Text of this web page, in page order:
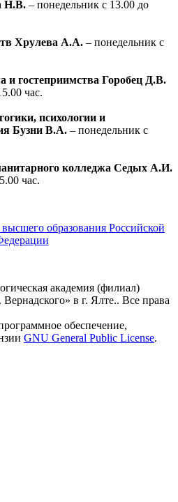
Н.В. – понедельник с 13.00 до
Хрулева А.А. – понедельник с
и гостеприимства Горобец Д.В.
час.
психологии и
Бузни В.А. – понедельник с
колледжа Седых А.И.
час.
академия (филиал)
в г. Ялте.. Все права
обеспечение,
GNU General Public License.